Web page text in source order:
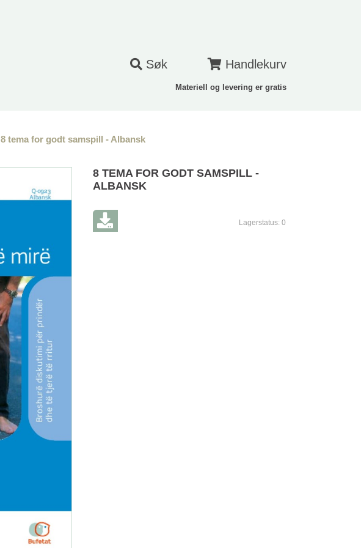
Søk Handlekurv
Materiell og levering er gratis
8 tema for godt samspill - Albansk
8 TEMA FOR GODT SAMSPILL -
ALBANSK
Lagerstatus:0